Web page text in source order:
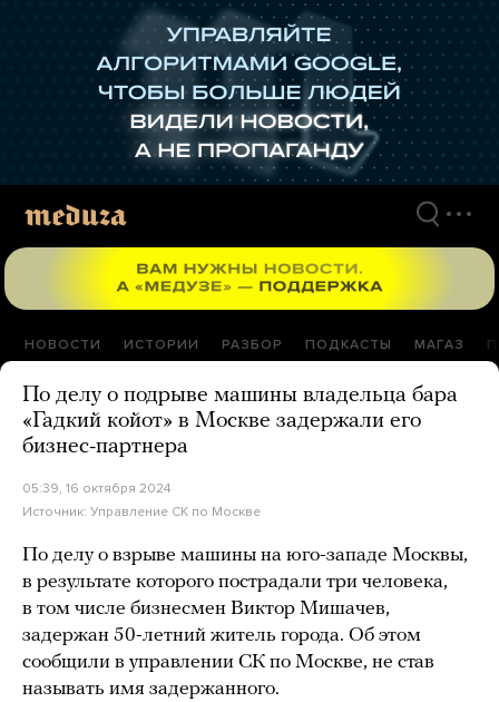
НОВОСТИ ИСТОРИИ РАЗБОР ПОДКАСТЫ МАГАЗ
По делу о подрыве машины владельца бара
«Гадкий койот» в Москве задержали его
бизнес-партнера
05:39, 16 октября 2024
Источник: Управление СК по Москве
По делу о взрыве машины на юго-западе Москвы,
в результате которого пострадали три человека,
в том числе бизнесмен Виктор Мишачев,
задержан 50-летний житель города. Об этом
сообщили в управлении СК по Москве, не став
называть имя задержанного.